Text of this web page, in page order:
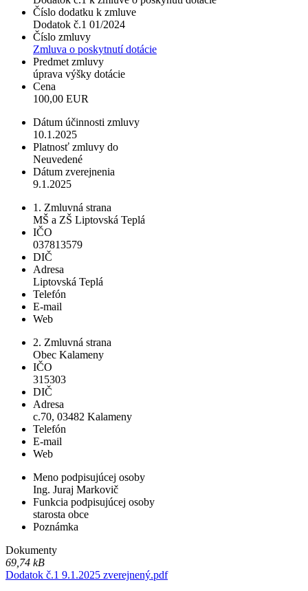
Číslo dodatku k zmluve
Dodatok č.1 01/2024
Číslo zmluvy
Zmluva o poskytnutí dotácie
Predmet zmluvy
úprava výšky dotácie
Cena
100,00 EUR
Dátum účinnosti zmluvy
10.1.2025
Platnosť zmluvy do
Neuvedené
Dátum zverejnenia
9.1.2025
1. Zmluvná strana
MŠ a ZŠ Liptovská Teplá
IČO
037813579
DIČ
Adresa
Liptovská Teplá
Telefón
E-mail
Web
2. Zmluvná strana
Obec Kalameny
IČO
315303
DIČ
Adresa
c.70, 03482 Kalameny
Telefón
E-mail
Web
Meno podpisujúcej osoby
Ing. Juraj Markovič
Funkcia podpisujúcej osoby
starosta obce
Poznámka
Dokumenty
69,74 kB
Dodatok č.1 9.1.2025 zverejnený.pdf